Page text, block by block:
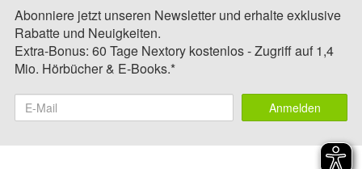
Abonniere jetzt unseren Newsletter und erhalte exklusive
Rabatte und Neuigkeiten.
Extra-Bonus: 60 Tage Nextory kostenlos - Zugriff auf 1,4
Mio. Hörbücher & E-Books.*
Anmelden